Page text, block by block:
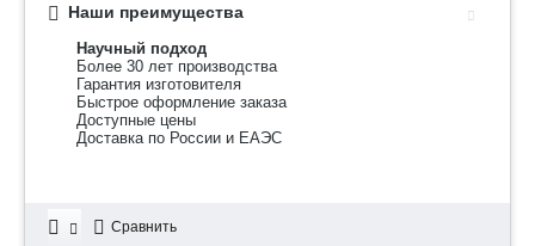
Наши преимущества
Научный подход
Более 30 лет производства
Гарантия изготовителя
Быстрое оформление заказа
Доступные цены
Доставка по России и ЕАЭС
Сравнить